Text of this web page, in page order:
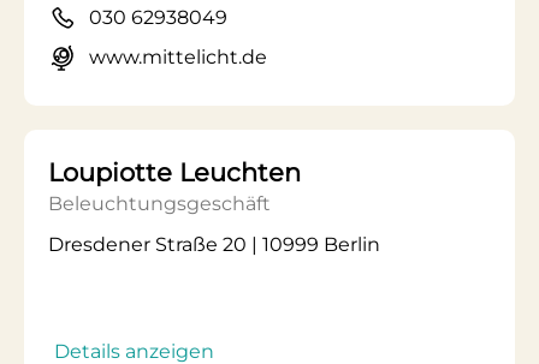
030 62938049
www.mittelicht.de
Loupiotte Leuchten
Beleuchtungsgeschäft
Dresdener Straße 20 | 10999 Berlin
Details anzeigen